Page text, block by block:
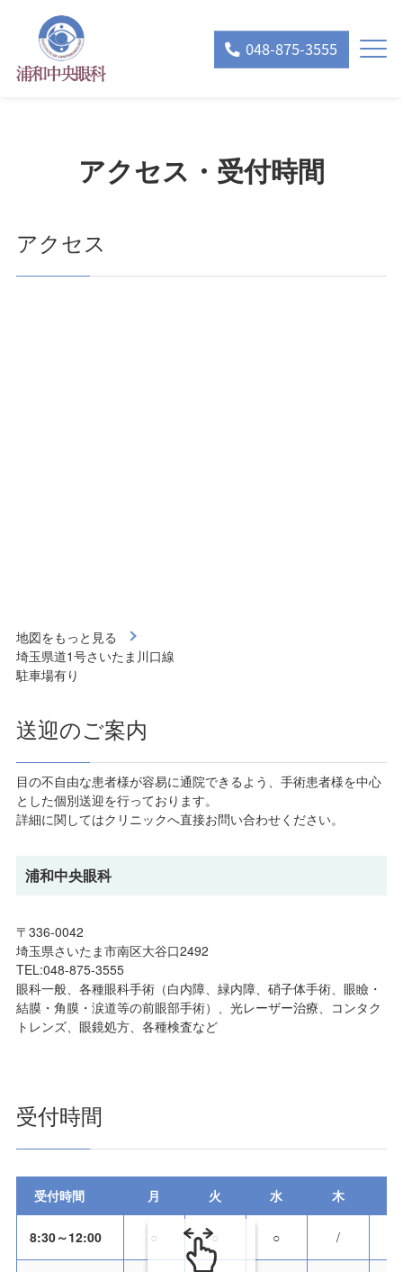
048-875-3555
アクセス・受付時間
アクセス
地図をもっと見る
埼玉県道1号さいたま川口線
駐車場有り
送迎のご案内
目の不自由な患者様が容易に通院できるよう、手術患者様を中心
とした個別送迎を行っております。
詳細に関してはクリニックへ直接お問い合わせください。
浦和中央眼科
〒336-0042
埼玉県さいたま市南区大谷口2492
TEL:048-875-3555
眼科一般、各種眼科手術（白内障、緑内障、硝子体手術、眼瞼・
結膜・角膜・涙道等の前眼部手術）、光レーザー治療、コンタク
トレンズ、眼鏡処方、各種検査など
受付時間
受付時間 月 火 水 木
8:30～12:00 ○ ○ ○ /